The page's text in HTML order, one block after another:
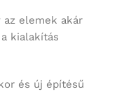
az elemek akár
kialakítás
és új építésű